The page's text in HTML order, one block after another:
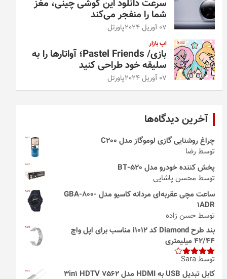
سرعت دانلود این گوشی چینی، مغز
شما را منفجر می‌کند
07 آوریل 2024 پاورتل
اپ بازار
بازی/ Pastel Friends؛ آواتارها را به
سلیقه خود طراحی کنید
07 آوریل 2024 پاورتل
آخرین دیدگاه‌ها
چراغ روشنایی گازی لوموگاز مدل C200
توسط رضا
پخش کننده خودرو مدل 520-BT
توسط محسن پاشایی
ساعت مچی عقربه‌ای مردانه کاسیو مدل GBA-800-
1ADR
توسط حسن زاده
بند طرح Diamond کد i1012 مناسب برای اپل واچ
42/44 میلیمتری
امتیاز4
از 5
توسط Sara
کابل تبدیل USB به HDMI مدل 3in1 HDTV 7562